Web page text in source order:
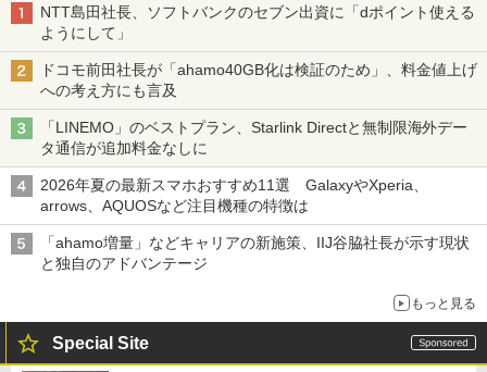
NTT島田社長、ソフトバンクのセブン出資に「dポイント使える
ようにして」
ドコモ前田社長が「ahamo40GB化は検証のため」、料金値上げ
への考え方にも言及
「LINEMO」のベストプラン、Starlink Directと無制限海外デー
タ通信が追加料金なしに
2026年夏の最新スマホおすすめ11選 GalaxyやXperia、
arrows、AQUOSなど注目機種の特徴は
「ahamo増量」などキャリアの新施策、IIJ谷脇社長が示す現状
と独自のアドバンテージ
もっと見る
Special Site